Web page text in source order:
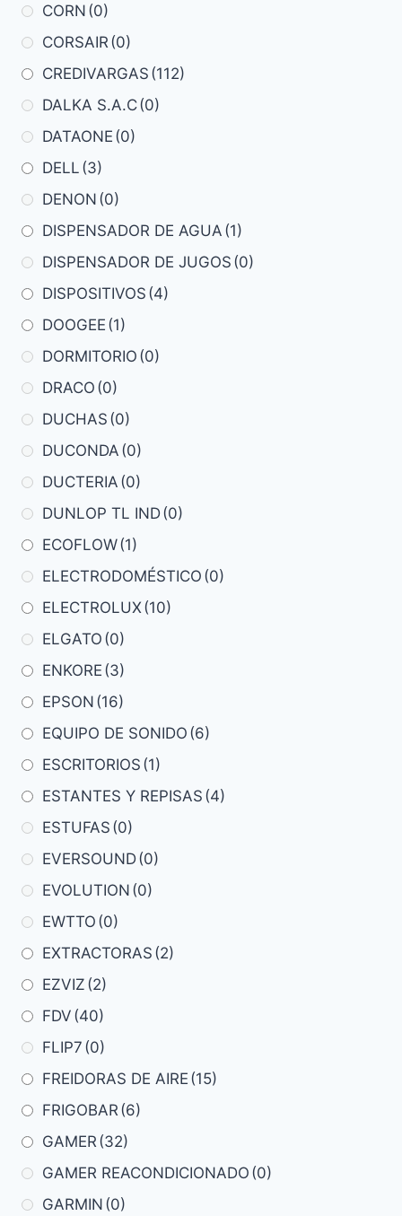
CORN (0)
CORSAIR (0)
CREDIVARGAS (112)
DALKA S.A.C(0)
DATAONE (0)
DELL (3)
DENON (0)
DISPENSADOR DE AGUA (1)
DISPENSADOR DE JUGOS (0)
DISPOSITIVOS (4)
DOOGEE (1)
DORMITORIO (0)
DRACO (0)
DUCHAS (0)
DUCONDA (0)
DUCTERIA (0)
DUNLOP TL IND(0)
ECOFLOW(1)
ELECTRODOMÉSTICO (0)
ELECTROLUX(10)
ELGATO (0)
ENKORE (3)
EPSON (16)
EQUIPO DE SONIDO (6)
ESCRITORIOS (1)
ESTANTES Y REPISAS (4)
ESTUFAS (0)
EVERSOUND(0)
EVOLUTION (0)
EWTTO (0)
EXTRACTORAS (2)
EZVIZ (2)
FDV (40)
FLIP7 (0)
FREIDORAS DE AIRE (15)
FRIGOBAR (6)
GAMER (32)
GAMER REACONDICIONADO (0)
GARMIN (0)